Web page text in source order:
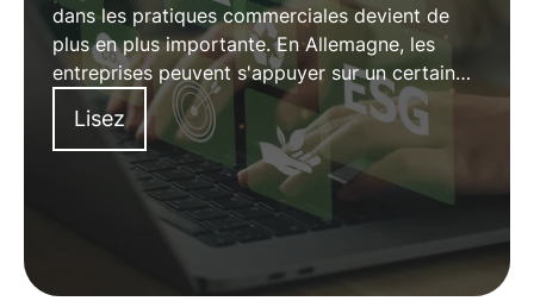
dans les pratiques commerciales devient de
plus en plus importante. En Allemagne, les
entreprises peuvent s'appuyer sur un certain
nombre de projets, d'initiatives et de
partenaires pour établir de nouvelles normes
en matière de comportement responsable des
entreprises.
Lisez